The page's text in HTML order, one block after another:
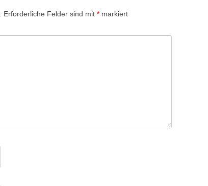
Erforderliche Felder sind mit * markiert